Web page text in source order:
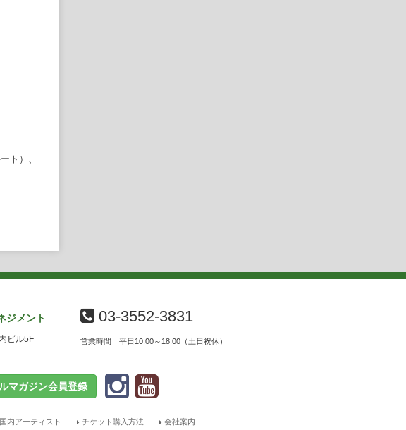
ト）、
ジメント
ビル5F
03-3552-3831
営業時間 平日10:00～18:00（土日祝休）
マガジン会員登録
国内アーティスト チケット購入方法 会社案内